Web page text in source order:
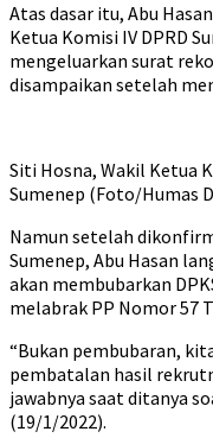
Atas dasar itu, Abu
Ketua Komisi IV DPRD
mengeluarkan surat
disampaikan setelah
Siti Hosna, Wakil Ketua
Sumenep (Foto/Humas
Namun setelah
Sumenep, Abu Hasan
akan membubarkan
melabrak PP Nomor 57
“Bukan pembubaran,
pembatalan hasil
jawabnya saat ditanya
(19/1/2022).